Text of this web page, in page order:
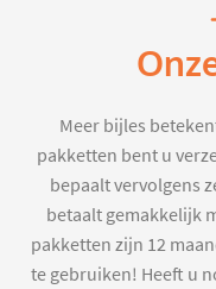
Meer bijles
pakketten bent u
bepaalt vervolgens
betaalt gemakkelijk
pakketten zijn 12
te gebruiken! Heeft u